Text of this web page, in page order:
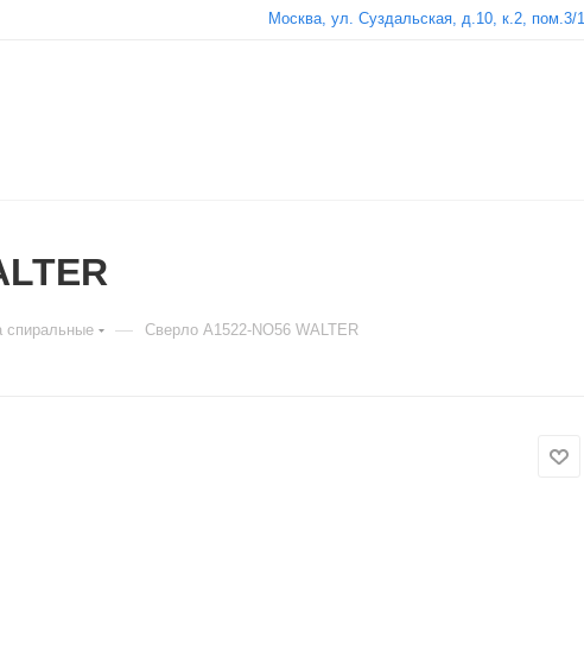
Москва, ул. Суздальская, д.10, к.2, пом.3/1
спиральные — Сверло A1522-NO56 WALTER